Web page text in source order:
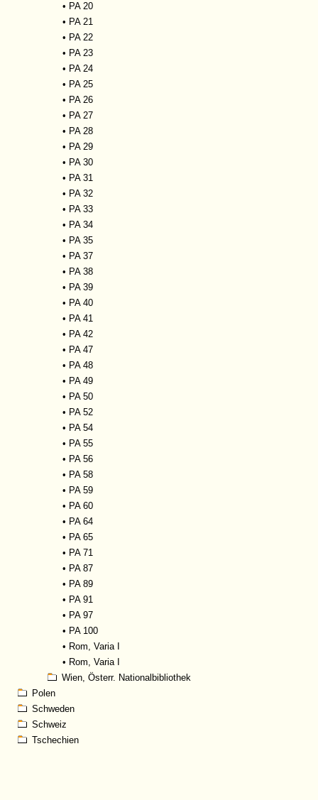
• PA 20
• PA 21
• PA 22
• PA 23
• PA 24
• PA 25
• PA 26
• PA 27
• PA 28
• PA 29
• PA 30
• PA 31
• PA 32
• PA 33
• PA 34
• PA 35
• PA 37
• PA 38
• PA 39
• PA 40
• PA 41
• PA 42
• PA 47
• PA 48
• PA 49
• PA 50
• PA 52
• PA 54
• PA 55
• PA 56
• PA 58
• PA 59
• PA 60
• PA 64
• PA 65
• PA 71
• PA 87
• PA 89
• PA 91
• PA 97
• PA 100
• Rom, Varia I
• Rom, Varia I
Wien, Österr. Nationalbibliothek
Polen
Schweden
Schweiz
Tschechien